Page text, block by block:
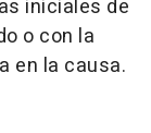
iniciales de
o con la
en la causa.